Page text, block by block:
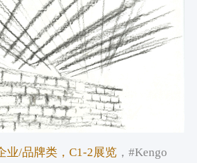
业/品牌类，C1-2展览，#Kengo